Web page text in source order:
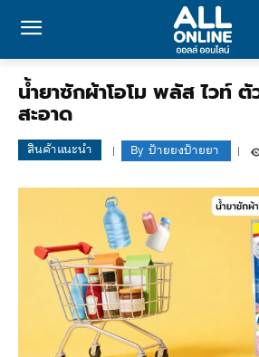
น้ำยาซักผ้าโอโม พลัส ไวท์ ตั
สะอาด
สินค้าแนะนำ By ป้ายยงป้ายยา